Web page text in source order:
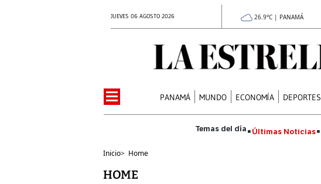
JUEVES 06 AGOSTO 2026 26.9°C | PANAMÁ
PANAMÁ MUNDO ECONOMÍA DEPORTES
Últimas Noticias
Inicio> Home
HOME